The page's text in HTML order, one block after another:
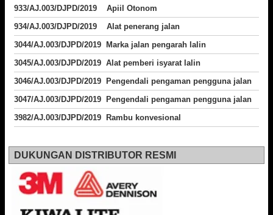
933/AJ.003/DJPD/2019 Apiil Otonom
934/AJ.003/DJPD/2019 Alat penerang jalan
3044/AJ.003/DJPD/2019 Marka jalan pengarah lalin
3045/AJ.003/DJPD/2019 Alat pemberi isyarat lalin
3046/AJ.003/DJPD/2019 Pengendali pengaman pengguna jalan
3047/AJ.003/DJPD/2019 Pengendali pengaman pengguna jalan
3982/AJ.003/DJPD/2019 Rambu konvesional
DUKUNGAN DISTRIBUTOR RESMI